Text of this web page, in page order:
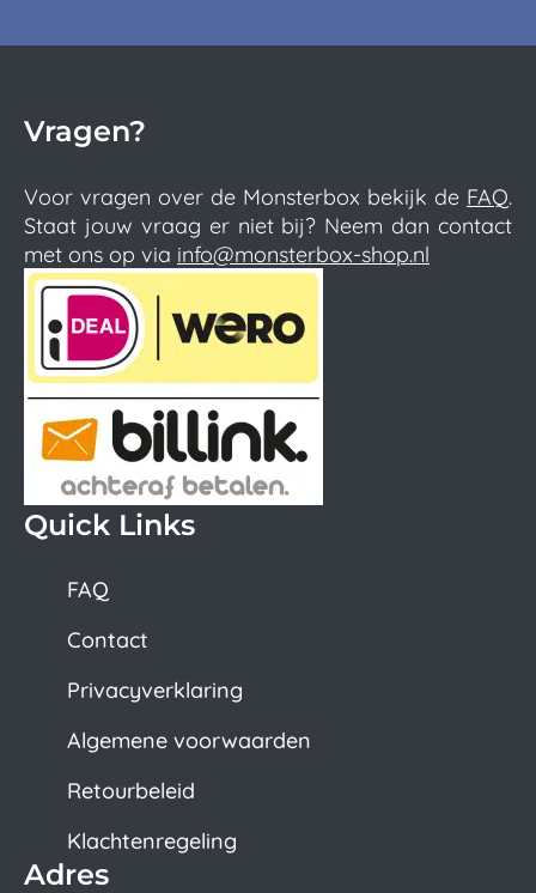
Vragen?
Voor vragen over de Monsterbox bekijk de FAQ.
Staat jouw vraag er niet bij? Neem dan contact
met ons op via info@monsterbox-shop.nl
Quick Links
FAQ
Contact
Privacyverklaring
Algemene voorwaarden
Retourbeleid
Klachtenregeling
Adres